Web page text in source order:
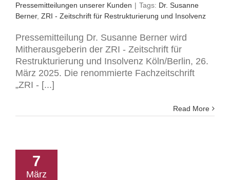
Pressemitteilungen unserer Kunden | Tags: Dr. Susanne
Berner, ZRI - Zeitschrift für Restrukturierung und Insolvenz
Pressemitteilung Dr. Susanne Berner wird
Mitherausgeberin der ZRI - Zeitschrift für
Restrukturierung und Insolvenz Köln/Berlin, 26.
März 2025. Die renommierte Fachzeitschrift
„ZRI - [...]
Read More
7
März